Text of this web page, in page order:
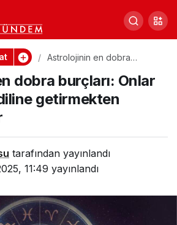
Astrolojinin en dobra
diline getirmekten
korkmuyorlar
dobra burçları: Onlar
getirmekten
tarafından yayınlandı
11:49 yayınlandı
0 Paylaş